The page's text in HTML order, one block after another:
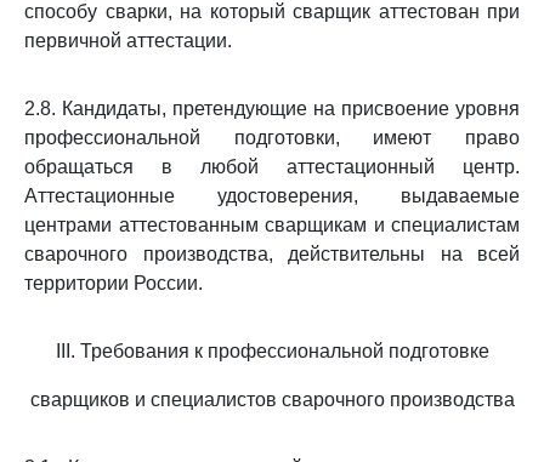
способу сварки, на который сварщик аттестован при
первичной аттестации.
2.8. Кандидаты, претендующие на присвоение уровня
профессиональной подготовки, имеют право
обращаться в любой аттестационный центр.
Аттестационные удостоверения, выдаваемые
центрами аттестованным сварщикам и специалистам
сварочного производства, действительны на всей
территории России.
III. Требования к профессиональной подготовке
сварщиков и специалистов сварочного производства